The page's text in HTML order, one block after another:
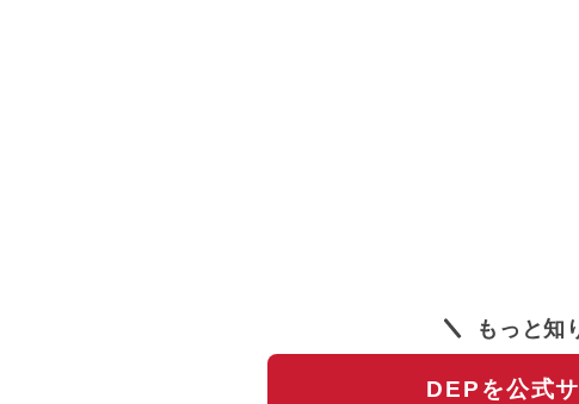
もっと知
DEPを公式